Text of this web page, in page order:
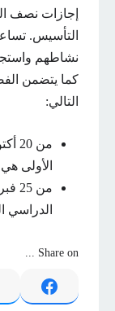
إجازات نصف
التأسيس.
نشاطهم
كما يتضمن
التالي:
الأولى
الدراسي
Share on ...